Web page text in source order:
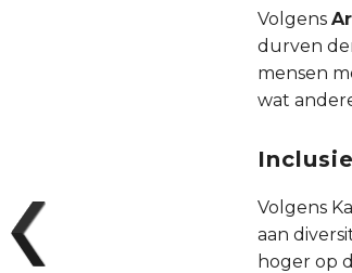
Volgens
durven
mensen
wat
Volgens
aan
hoger op